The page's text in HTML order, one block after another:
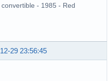
- 1985 - Red
29 23:56:45